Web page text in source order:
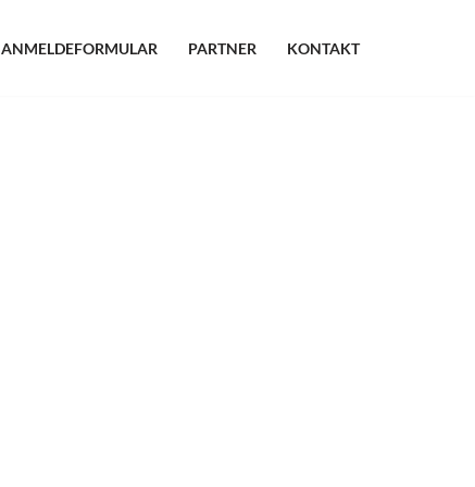
ANMELDEFORMULAR PARTNER KONTAKT